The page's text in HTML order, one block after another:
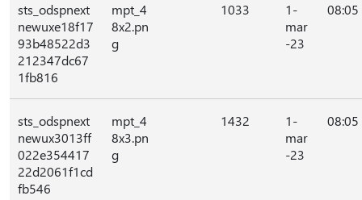
sts_odspnext
newuxe18f17
93b48522d3
212347dc67
1fb816
mpt_4
8x2.pn
g
1033
1-
mar
-23
08:05
sts_odspnext
newux3013ff
022e354417
22d2061f1cd
fb546
mpt_4
8x3.pn
g
1432
1-
mar
-23
08:05